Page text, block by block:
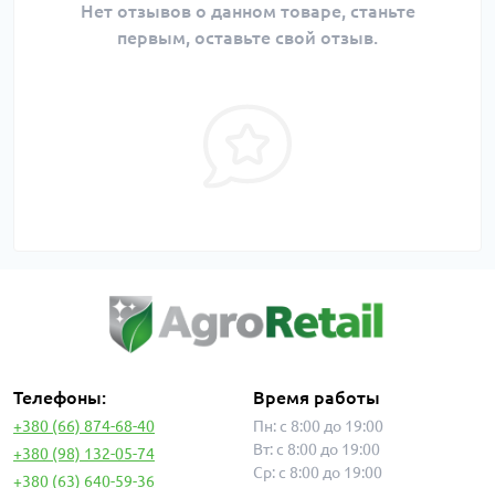
Нет отзывов о данном товаре, станьте
первым, оставьте свой отзыв.
Телефоны:
+380 (66) 874-68-40
+380 (98) 132-05-74
+380 (63) 640-59-36
Время работы
Пн: с 8:00 до 19:00
Вт: с 8:00 до 19:00
Ср: с 8:00 до 19:00